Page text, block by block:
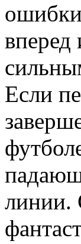
ошибки
вперед
Если
линии.